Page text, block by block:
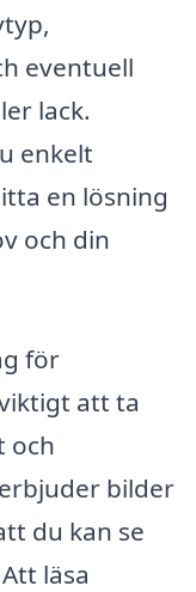
eventuell
lack.
enkelt
en lösning
och din
för
att ta
och
bilder
du kan se
läsa